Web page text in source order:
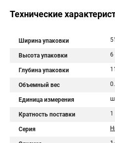
Технические
Ширина упаковки
Высота упаковки 6
Глубина упаковки
Объемный вес
Единица измерения
Кратность поставки 1
Серия